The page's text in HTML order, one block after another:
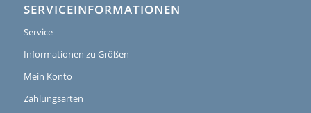
SERVICEINFORMATIONEN
Service
Informationen zu Größen
Mein Konto
Zahlungsarten